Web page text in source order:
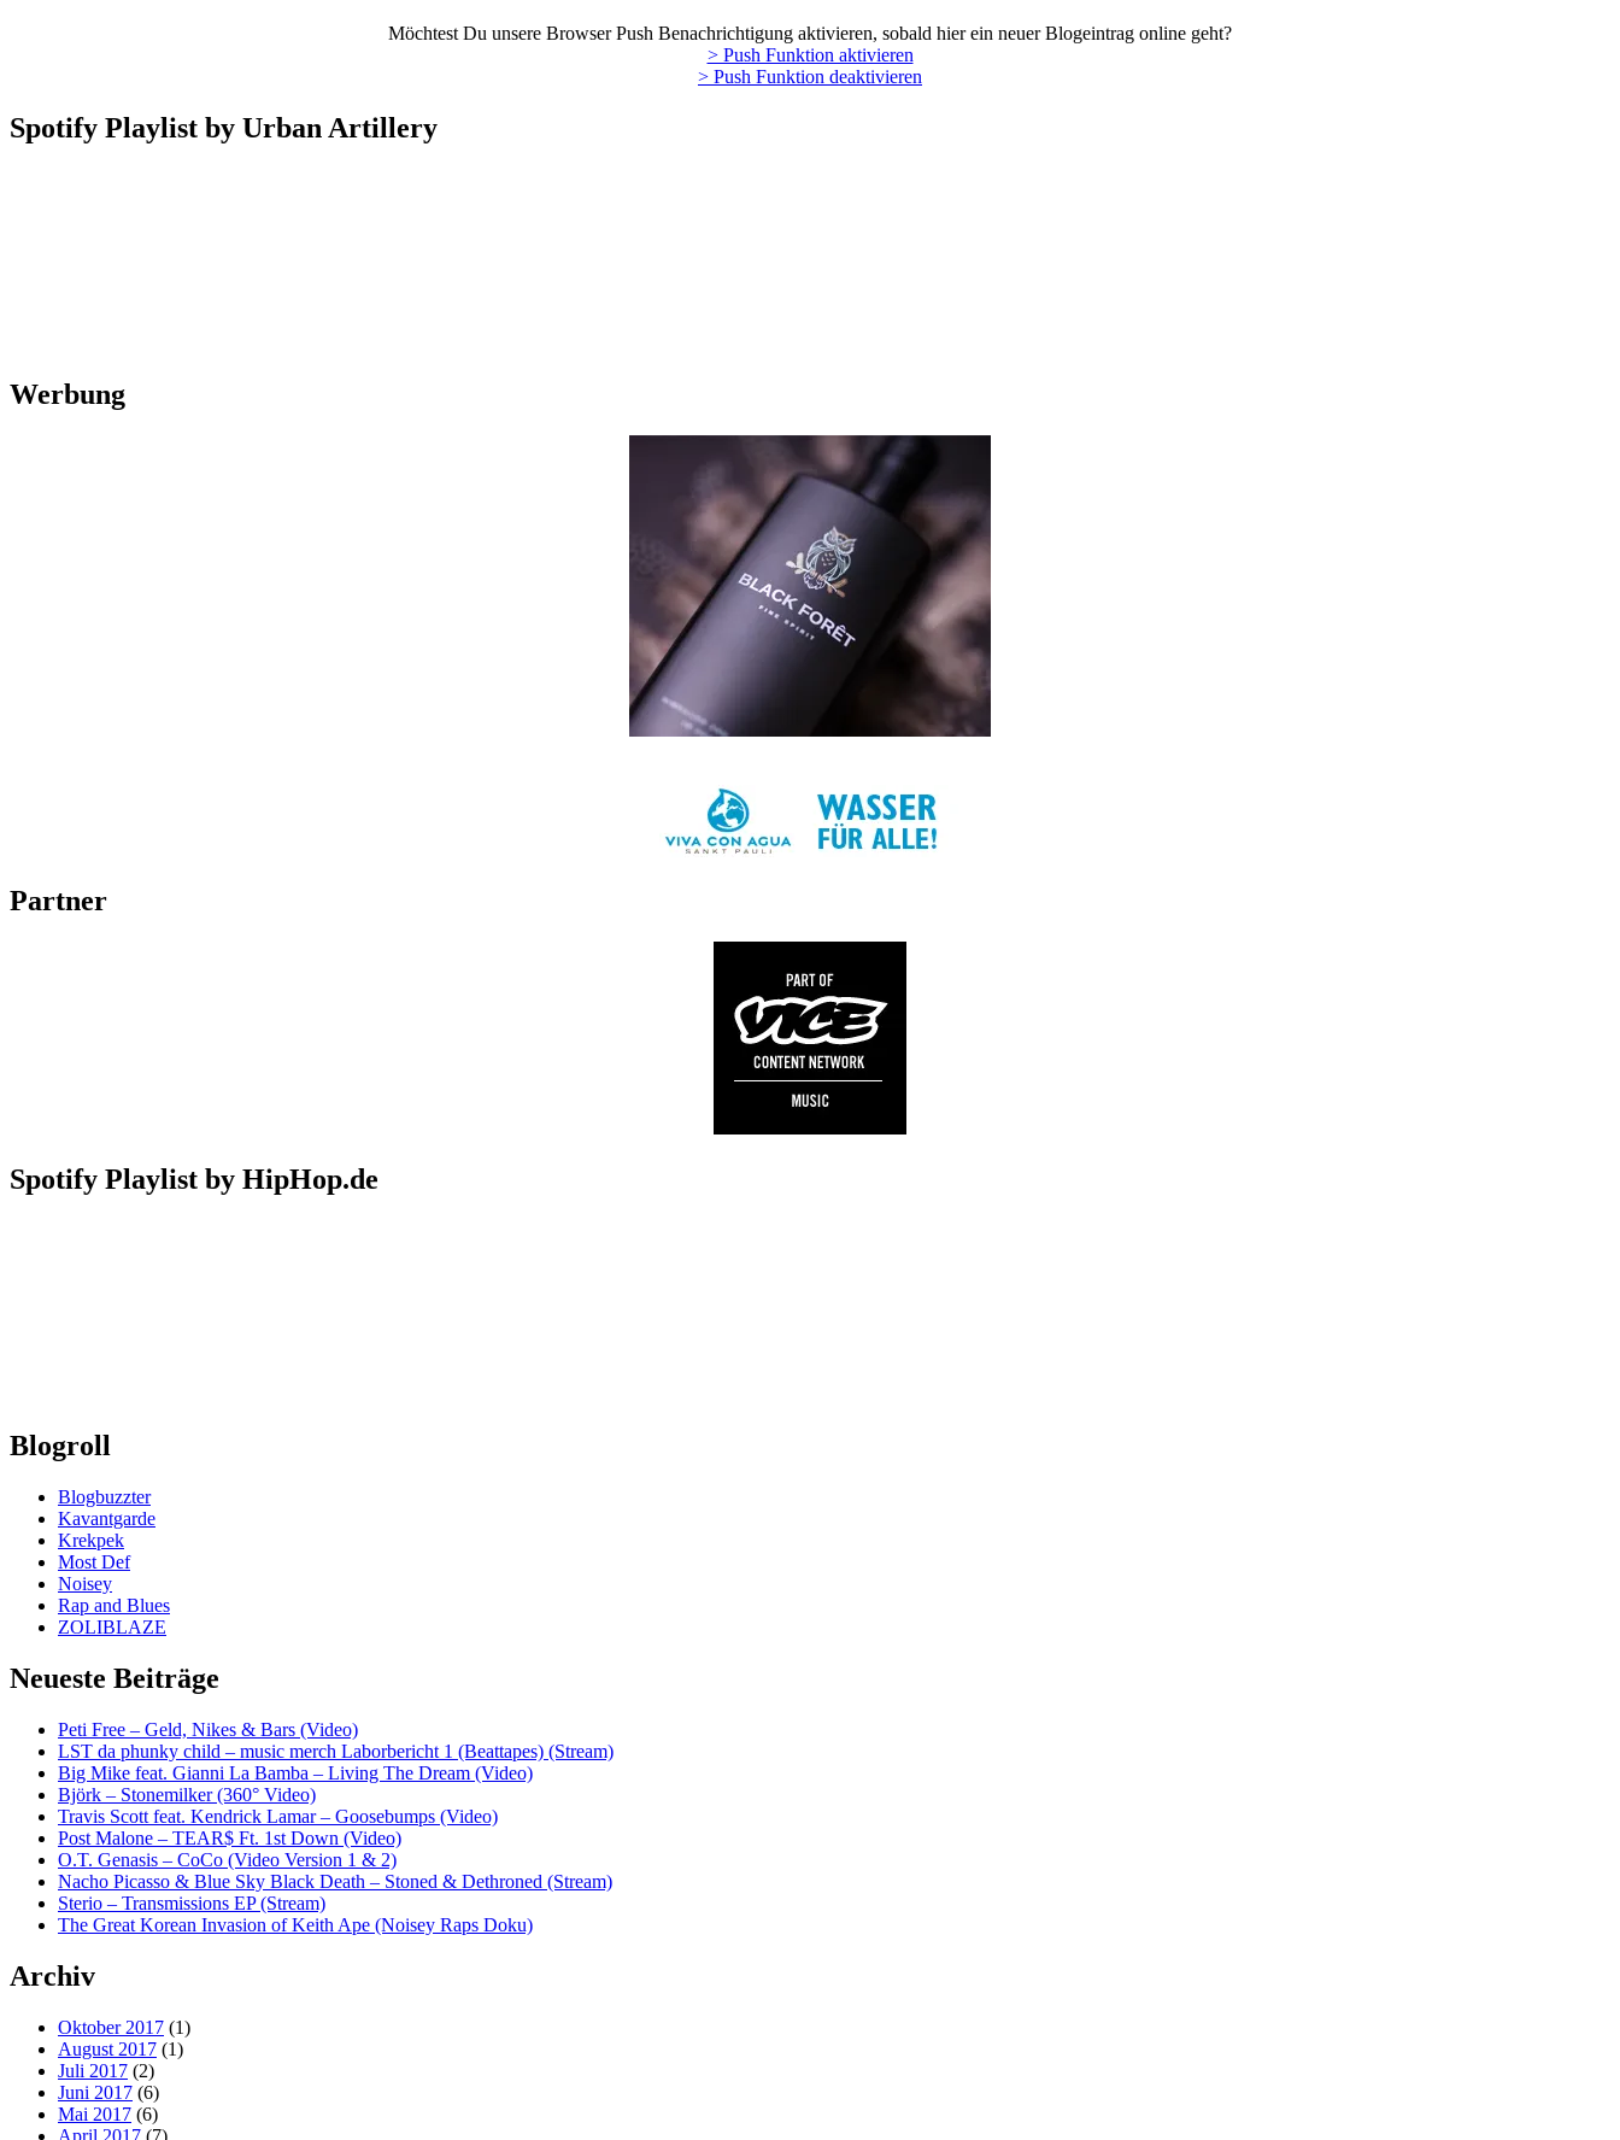
Möchtest Du unsere Browser Push Benachrichtigung aktivieren, sobald hier ein neuer Blogeintrag online geht?
> Push Funktion aktivieren
> Push Funktion deaktivieren
Spotify Playlist by Urban Artillery
Werbung
Partner
Spotify Playlist by HipHop.de
Blogroll
Blogbuzzter
Kavantgarde
Krekpek
Most Def
Noisey
Rap and Blues
ZOLIBLAZE
Neueste Beiträge
Peti Free – Geld, Nikes & Bars (Video)
LST da phunky child – music merch Laborbericht 1 (Beattapes) (Stream)
Big Mike feat. Gianni La Bamba – Living The Dream (Video)
Björk – Stonemilker (360° Video)
Travis Scott feat. Kendrick Lamar – Goosebumps (Video)
Post Malone – TEAR$ Ft. 1st Down (Video)
O.T. Genasis – CoCo (Video Version 1 & 2)
Nacho Picasso & Blue Sky Black Death – Stoned & Dethroned (Stream)
Sterio – Transmissions EP (Stream)
The Great Korean Invasion of Keith Ape (Noisey Raps Doku)
Archiv
Oktober 2017 (1)
August 2017 (1)
Juli 2017 (2)
Juni 2017 (6)
Mai 2017 (6)
April 2017 (7)